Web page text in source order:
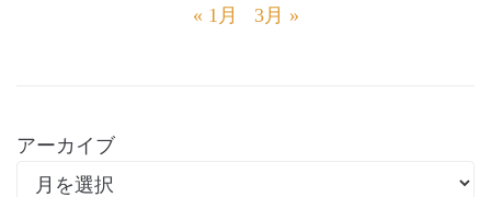
« 1月 3月 »
アーカイブ